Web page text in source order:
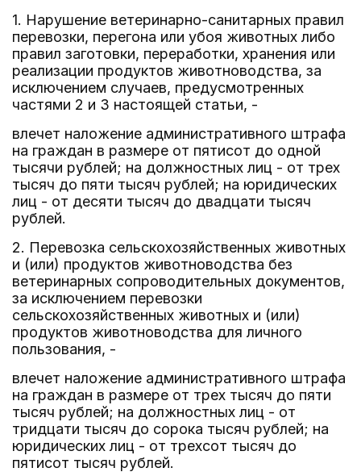
1. Нарушение ветеринарно-санитарных правил
перевозки, перегона или убоя животных либо
правил заготовки, переработки, хранения или
реализации продуктов животноводства, за
исключением случаев, предусмотренных
частями 2 и 3 настоящей статьи, -
влечет наложение административного штрафа
на граждан в размере от пятисот до одной
тысячи рублей; на должностных лиц - от трех
тысяч до пяти тысяч рублей; на юридических
лиц - от десяти тысяч до двадцати тысяч
рублей.
2. Перевозка сельскохозяйственных животных
и (или) продуктов животноводства без
ветеринарных сопроводительных документов,
за исключением перевозки
сельскохозяйственных животных и (или)
продуктов животноводства для личного
пользования, -
влечет наложение административного штрафа
на граждан в размере от трех тысяч до пяти
тысяч рублей; на должностных лиц - от
тридцати тысяч до сорока тысяч рублей; на
юридических лиц - от трехсот тысяч до
пятисот тысяч рублей.